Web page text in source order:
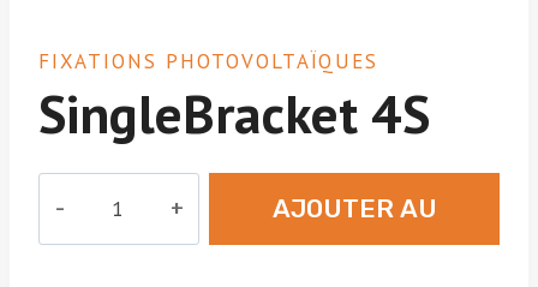
FIXATIONS PHOTOVOLTAÏQUES
SingleBracket 4S
SingleBracket
AJOUTER AU